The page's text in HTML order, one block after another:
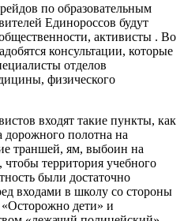
по образовательным
Единороссов будут
активисты . Во
консультации, которые
отделов
физического
входят такие пункты, как
дорожного полотна на
траншей, ям, выбоин на
территория учебного
были достаточно
входами в школу со стороны
дети» и